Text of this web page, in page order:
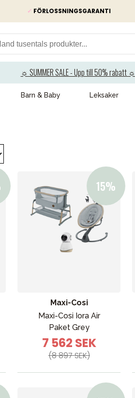
✓ FÖRLOSSNINGSGARANTI
☼ SUMMER SALE - Upp till 50% rabatt ☼
Barn & Baby Leksaker
Maxi-Cosi
Maxi-Cosi Iora Air
Paket Grey
7 562 SEK
(8 897 SEK)